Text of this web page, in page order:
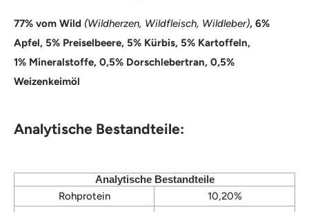
77% vom Wild (Wildherzen, Wildfleisch, Wildleber), 6%
Apfel, 5% Preiselbeere, 5% Kürbis, 5% Kartoffeln,
1% Mineralstoffe, 0,5% Dorschlebertran, 0,5%
Weizenkeimöl
Analytische Bestandteile:
Analytische Bestandteile
Rohprotein
10,20%